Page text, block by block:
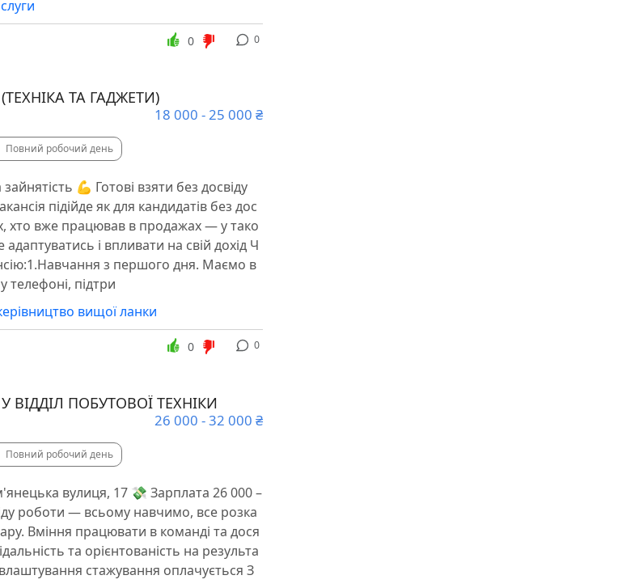
0
0
ТА ГАДЖЕТИ)
18 000 - 25 000 ₴
Повний робочий день
💪 Готові взяти без досвіду
підійде як для кандидатів без дос
хто вже працював в продажах — у тако
і впливати на свій дохід Ч
з першого дня. Маємо в
телефоні, підтри
вищої ланки
0
0
ПОБУТОВОЇ ТЕХНІКИ
26 000 - 32 000 ₴
Повний робочий день
вулиця, 17 💸 Зарплата 26 000 –
роботи — всьому навчимо, все розка
Вміння працювати в команді та дося
та орієнтованість на результа
стажування оплачується З